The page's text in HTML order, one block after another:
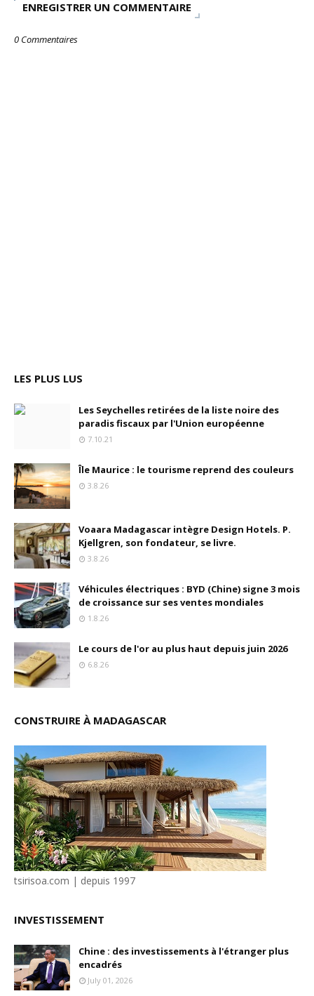
ENREGISTRER UN COMMENTAIRE
0 Commentaires
LES PLUS LUS
Les Seychelles retirées de la liste noire des
paradis fiscaux par l'Union européenne
7.10.21
Île Maurice : le tourisme reprend des couleurs
3.8.26
Voaara Madagascar intègre Design Hotels. P.
Kjellgren, son fondateur, se livre.
3.8.26
Véhicules électriques : BYD (Chine) signe 3 mois
de croissance sur ses ventes mondiales
1.8.26
Le cours de l'or au plus haut depuis juin 2026
6.8.26
CONSTRUIRE À MADAGASCAR
tsirisoa.com | depuis 1997
INVESTISSEMENT
Chine : des investissements à l'étranger plus
encadrés
July 01, 2026